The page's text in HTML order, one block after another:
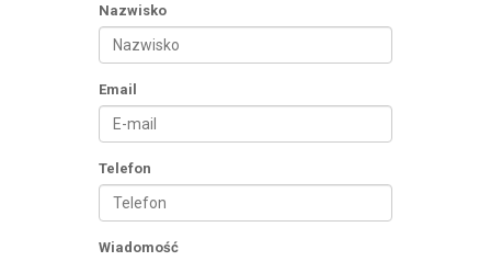
Nazwisko
Email
Telefon
Wiadomość